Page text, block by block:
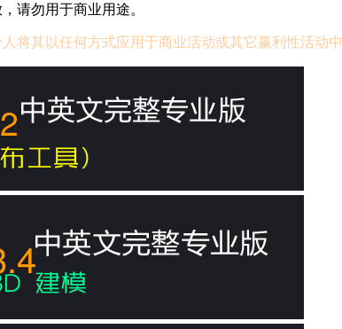
请勿用于商业用途。
将其以任何方式应用于商业活动或其它赢利性活